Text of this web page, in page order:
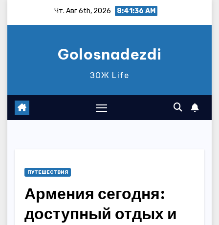
Чт. Авг 6th, 2026 8:41:37 AM
Golosnadezdi
ЗОЖ Life
ПУТЕШЕСТВИЯ
Армения сегодня:
доступный отдых и